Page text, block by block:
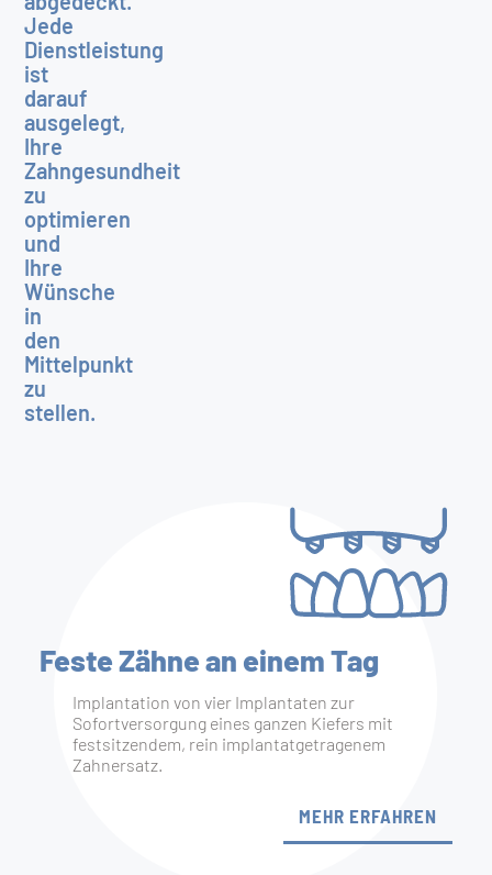
Jede
Dienstleistung
ist
darauf
ausgelegt,
Ihre
Zahngesundheit
zu
optimieren
und
Ihre
Wünsche
in
den
Mittelpunkt
zu
stellen.
Feste Zähne an einem Tag
Implantation von vier Implantaten zur
Sofortversorgung eines ganzen Kiefers mit
festsitzendem, rein implantatgetragenem
Zahnersatz.
MEHR ERFAHREN